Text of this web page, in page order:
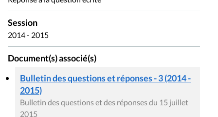
Session
2014 - 2015
Document(s) associé(s)
Bulletin des questions et réponses - 3 (2014 -
2015)
Bulletin des questions et des réponses du 15 juillet
2015